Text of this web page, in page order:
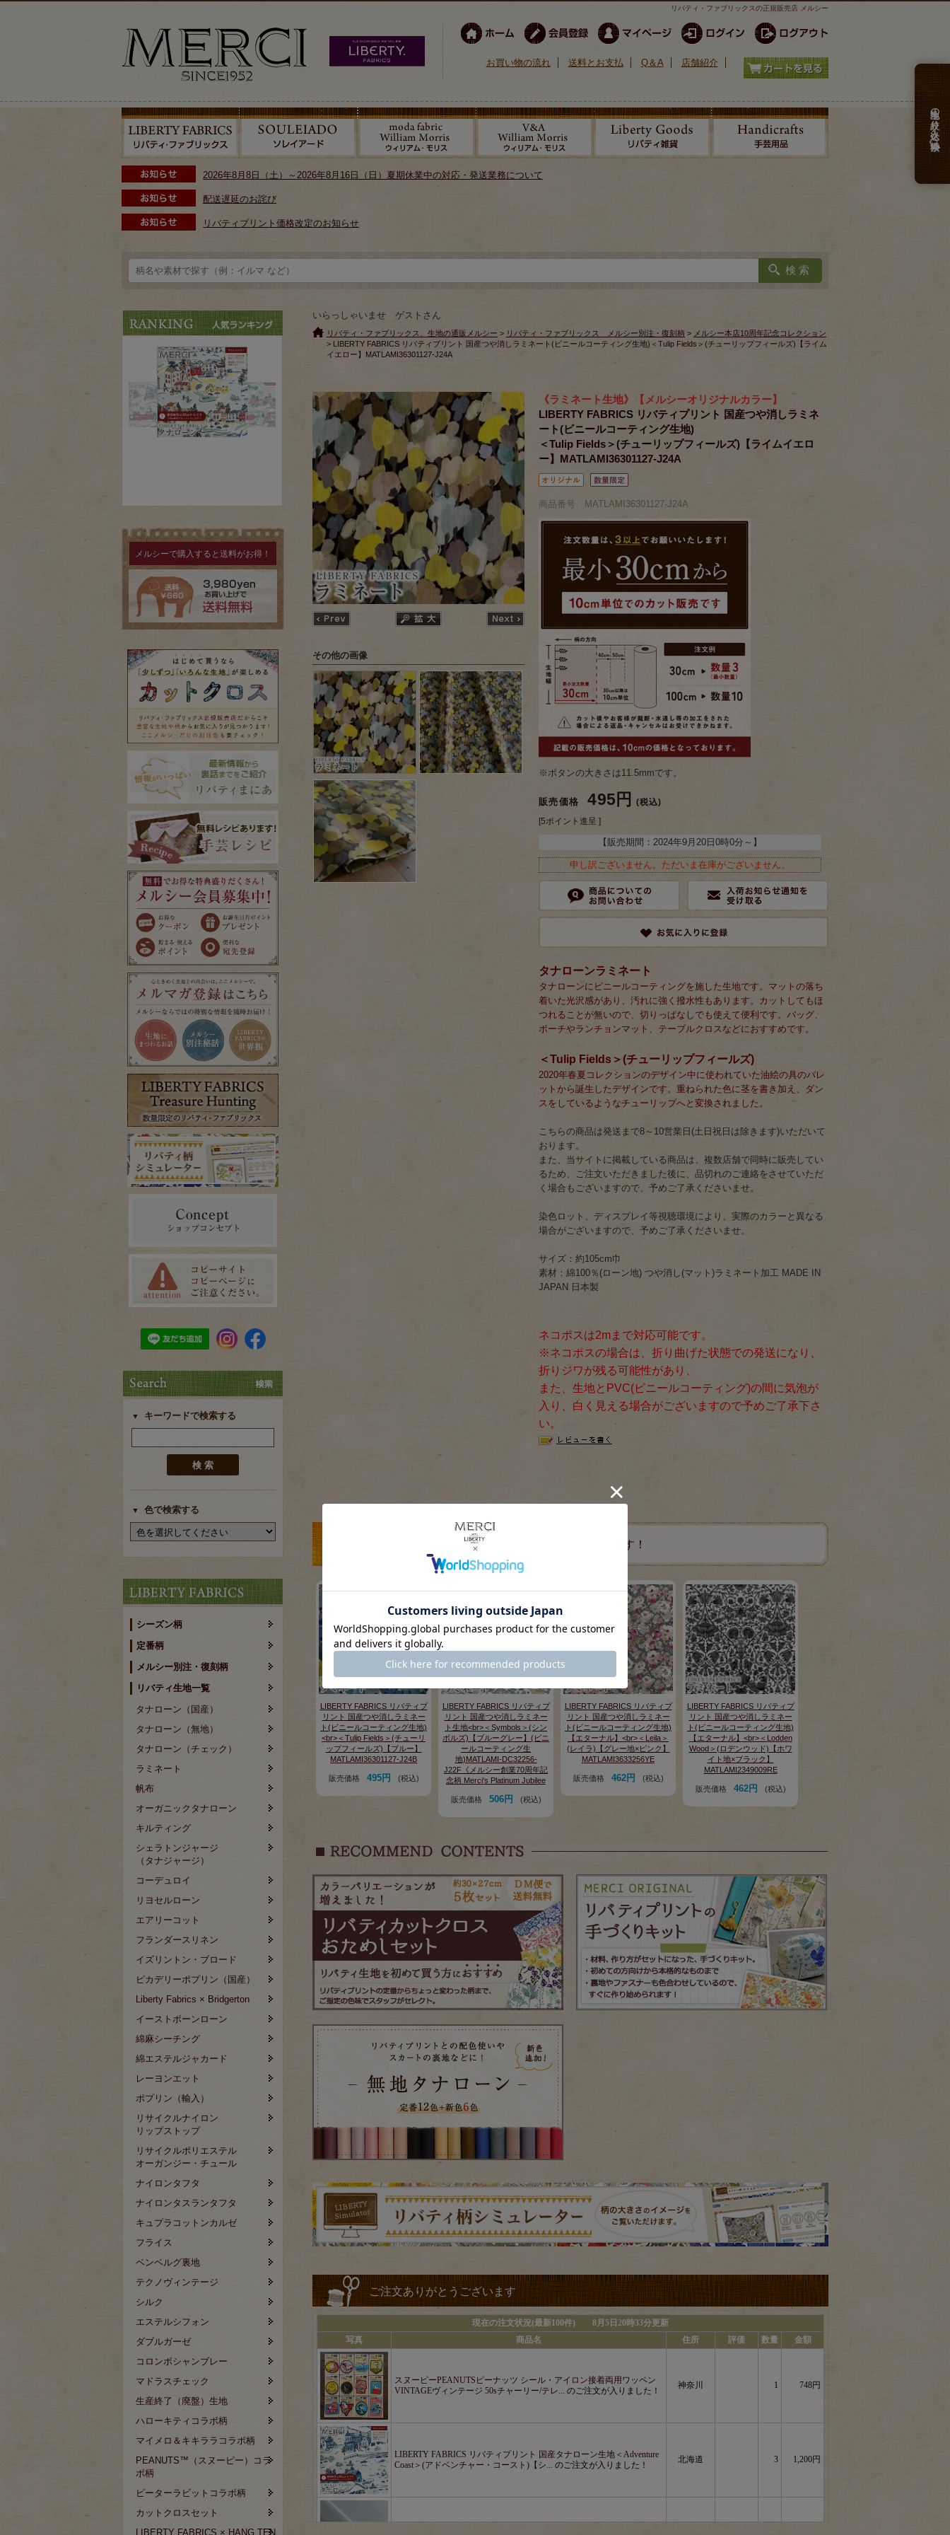
リバティ・ファブリックスの正規販売店 メルシー
お買い物の流れ 送料とお支払 Q＆A 店舗紹介
2026年8月8日（土）～2026年8月16日（日）夏期休業中の対応・発送業務について
配送遅延のお詫び
リバティプリント価格改定のお知らせ
生地の絞り込み検索
メルシーで購入すると送料がお得！
キーワードで検索する
色で検索する
シーズン柄
定番柄
メルシー別注・復刻柄
リバティ生地一覧
タナローン（国産）
タナローン（無地）
タナローン（チェック）
ラミネート
帆布
オーガニックタナローン
キルティング
シェラトンジャージ
（タナジャージ）
コーデュロイ
リヨセルローン
エアリーコット
フランダースリネン
イズリントン・ブロード
ピカデリーポプリン（国産）
Liberty Fabrics × Bridgerton
イーストボーンローン
綿麻シーチング
綿エステルジャカード
レーヨンエット
ポプリン（輸入）
リサイクルナイロン
リップストップ
リサイクルポリエステル
オーガンジー・チュール
ナイロンタフタ
ナイロンタスランタフタ
キュプラコットンカルゼ
フライス
ベンベルグ裏地
テクノヴィンテージ
シルク
エステルシフォン
ダブルガーゼ
コロンボシャンブレー
マドラスチェック
生産終了（廃盤）生地
ハローキティコラボ柄
マイメロ＆キキララコラボ柄
PEANUTS™（スヌーピー）コラ
ボ柄
ピーターラビットコラボ柄
カットクロスセット
LIBERTY FABRICS × HANG TEN
いらっしゃいませ ゲストさん
リバティ・ファブリックス、生地の通販メルシー > リバティ・ファブリックス メルシー別注・復刻柄 > メルシー本店10周年記念コレクション
> LIBERTY FABRICS リバティプリント 国産つや消しラミネート(ビニールコーティング生地)＜Tulip Fields＞(チューリップフィールズ)【ライム
イエロー】MATLAMI36301127-J24A
《ラミネート生地》【メルシーオリジナルカラー】
LIBERTY FABRICS リバティプリント 国産つや消しラミネ
ート(ビニールコーティング生地)
＜Tulip Fields＞(チューリップフィールズ)【ライムイエロ
ー】MATLAMI36301127-J24A
商品番号 MATLAMI36301127-J24A
※ボタンの大きさは11.5mmです。
販売価格 495円 (税込)
[5ポイント進呈 ]
【販売期間： 2024年9月20日0時0分 ～】
申し訳ございません。ただいま在庫がございません。
タナローンラミネート
タナローンにビニールコーティングを施した生地です。マットの落ち
着いた光沢感があり、汚れに強く撥水性もあります。カットしてもほ
つれることが無いので、切りっぱなしでも使えて便利です。バッグ、
ポーチやランチョンマット、テーブルクロスなどにおすすめです。
＜Tulip Fields＞(チューリップフィールズ)
2020年春夏コレクションのデザイン中に使われていた油絵の具のパレ
ットから誕生したデザインです。重ねられた色に茎を書き加え、ダン
スをしているようなチューリップへと変換されました。
こちらの商品は発送まで8～10営業日(土日祝日は除きます)いただいて
おります。
また、当サイトに掲載している商品は、複数店舗で同時に販売してい
るため、ご注文いただきました後に、品切れのご連絡をさせていただ
く場合もございますので、予めご了承くださいませ。
染色ロット、ディスプレイ等視聴環境により、実際のカラーと異なる
場合がございますので、予めご了承くださいませ。
サイズ：約105cm巾
素材：綿100％(ローン地) つや消し(マット)ラミネート加工 MADE IN
JAPAN 日本製
ネコポスは2mまで対応可能です。
※ネコポスの場合は、折り曲げた状態での発送になり、
折りジワが残る可能性があり、
また、生地とPVC(ビニールコーティング)の間に気泡が
入り、白く見える場合がございますので予めご了承下さ
い。
その他の画像
この商品を見た人は、こちらの商品もチェックしています！
LIBERTY FABRICS リバティプ
リント 国産つや消しラミネー
ト(ビニールコーティング生地)
<br>＜Tulip Fields＞(チューリ
ップフィールズ)【ブルー】
MATLAMI36301127-J24B
販売価格 495円 (税込)
LIBERTY FABRICS リバティプ
リント 国産つや消しラミネー
ト生地<br>＜Symbols＞(シン
ボルズ)【ブルーグレー】(ビニ
ールコーティング生
地)MATLAMI-DC32256-
J22F《メルシー創業70周年記
念柄 Merci's Platinum Jubilee
販売価格 506円 (税込)
LIBERTY FABRICS リバティプ
リント 国産つや消しラミネー
ト(ビニールコーティング生地)
【エターナル】<br>＜Leila＞
(レイラ)【グレー地×ピンク】
MATLAMI3633256YE
販売価格 462円 (税込)
LIBERTY FABRICS リバティプ
リント 国産つや消しラミネー
ト(ビニールコーティング生地)
【エターナル】<br>＜Lodden
Wood＞(ロデンウッド)【ホワ
イト地×ブラック】
MATLAMI2349009RE
販売価格 462円 (税込)
ご注文ありがとうございます